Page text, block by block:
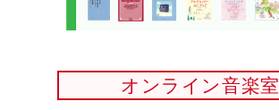
オンライン音楽室